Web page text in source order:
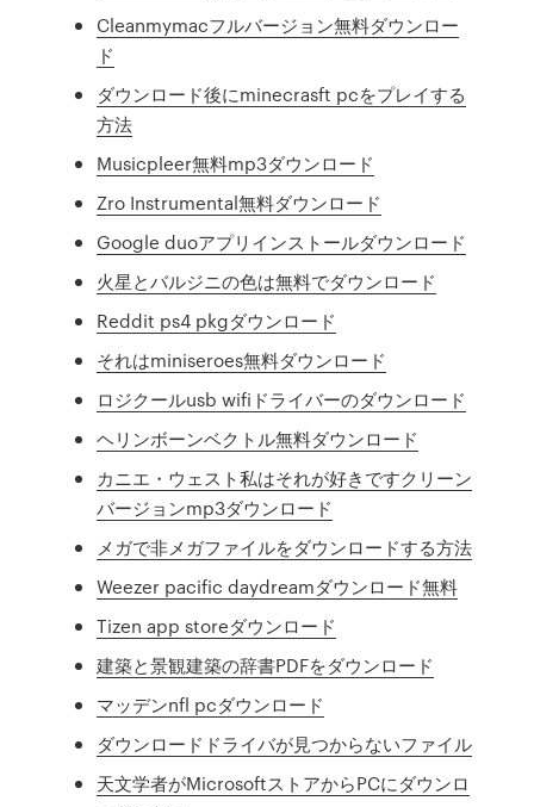
Cleanmymacフルバージョン無料ダウンロー
ド
ダウンロード後にminecrasft pcをプレイする
方法
Musicpleer無料mp3ダウンロード
Zro Instrumental無料ダウンロード
Google duoアプリインストールダウンロード
火星とバルジニの色は無料でダウンロード
Reddit ps4 pkgダウンロード
それはminiseroes無料ダウンロード
ロジクールusb wifiドライバーのダウンロード
ヘリンボーンベクトル無料ダウンロード
カニエ・ウェスト私はそれが好きですクリーン
バージョンmp3ダウンロード
メガで非メガファイルをダウンロードする方法
Weezer pacific daydreamダウンロード無料
Tizen app storeダウンロード
建築と景観建築の辞書PDFをダウンロード
マッデンnfl pcダウンロード
ダウンロードドライバが見つからないファイル
天文学者がMicrosoftストアからPCにダウンロ